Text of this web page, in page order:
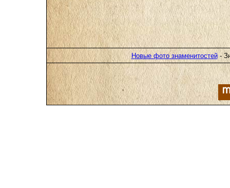
Новые фото знаменитостей-